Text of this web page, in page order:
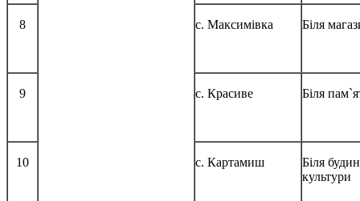
8 с. Максимівка Біля
9 с. Красиве Біля
10 с. Картамиш
Біля
культури